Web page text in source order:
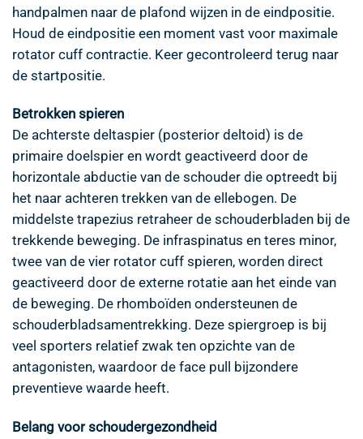
handpalmen naar de plafond wijzen in de eindpositie.
Houd de eindpositie een moment vast voor maximale
rotator cuff contractie. Keer gecontroleerd terug naar
de startpositie.
Betrokken spieren
De achterste deltaspier (posterior deltoid) is de
primaire doelspier en wordt geactiveerd door de
horizontale abductie van de schouder die optreedt bij
het naar achteren trekken van de ellebogen. De
middelste trapezius retraheer de schouderbladen bij de
trekkende beweging. De infraspinatus en teres minor,
twee van de vier rotator cuff spieren, worden direct
geactiveerd door de externe rotatie aan het einde van
de beweging. De rhomboïden ondersteunen de
schouderbladsamentrekking. Deze spiergroep is bij
veel sporters relatief zwak ten opzichte van de
antagonisten, waardoor de face pull bijzondere
preventieve waarde heeft.
Belang voor schoudergezondheid